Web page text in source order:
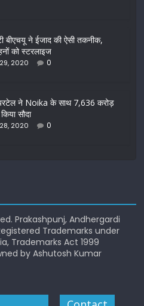
बीएचयू ने ईजाद की ऐसी तकनीक,
को स्टरलाइज
2020 0
ने Noika के साथ 7,636 करोड़
सौदा
2020 0
Prakashpunj, Andhergardi
Trademarks under
Trademarks Act 1999
by Ashutosh Kumar